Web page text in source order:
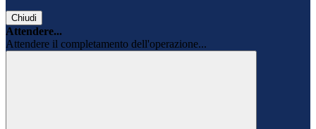
Chiudi
Attendere...
Attendere il completamento dell'operazione...